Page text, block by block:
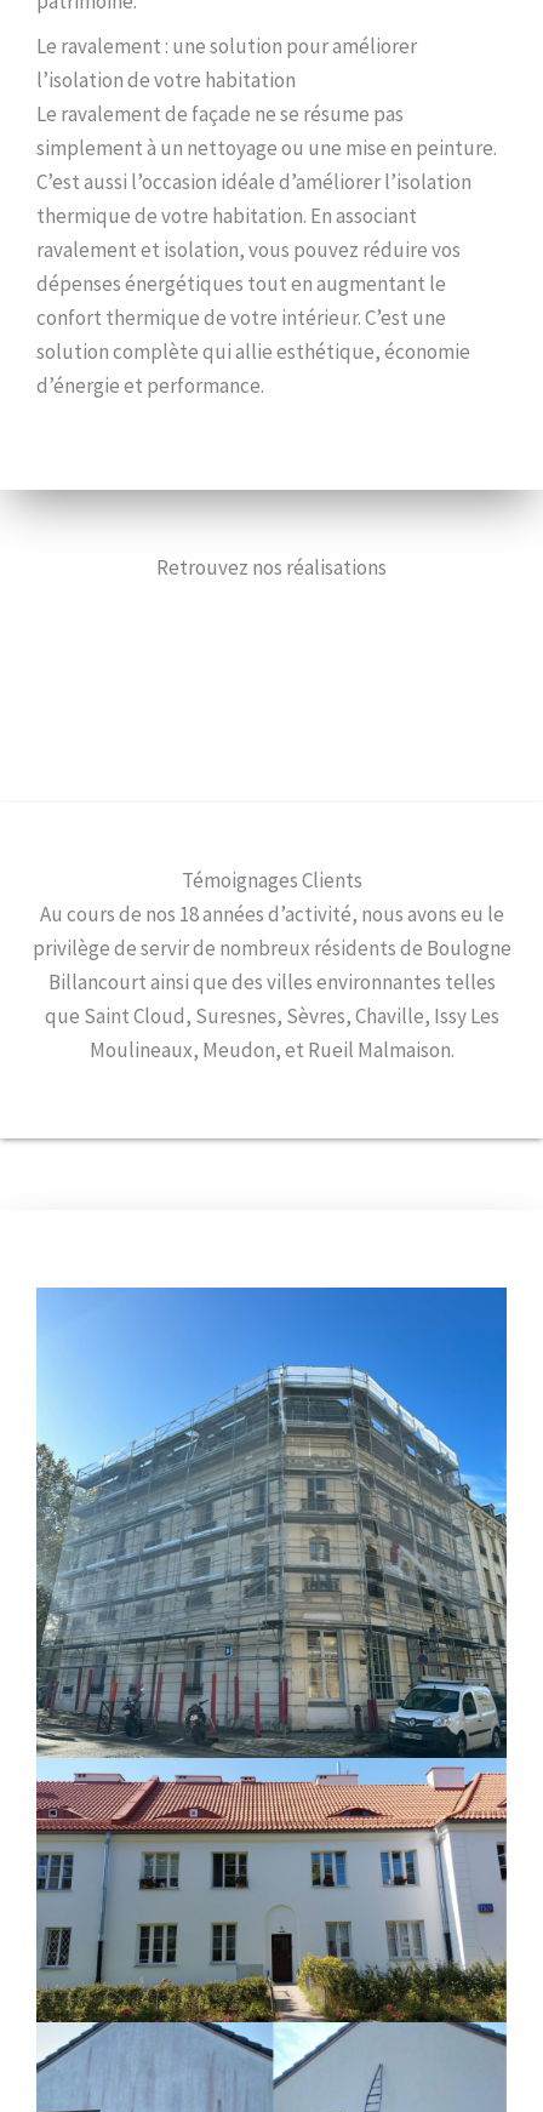
Le ravalement : une solution pour améliorer
l’isolation de votre habitation
Le ravalement de façade ne se résume pas
simplement à un nettoyage ou une mise en peinture.
C’est aussi l’occasion idéale d’améliorer l’isolation
thermique de votre habitation. En associant
ravalement et isolation, vous pouvez réduire vos
dépenses énergétiques tout en augmentant le
confort thermique de votre intérieur. C’est une
solution complète qui allie esthétique, économie
d’énergie et performance.
Retrouvez nos réalisations
Témoignages Clients
Au cours de nos 18 années d’activité, nous avons eu le
privilège de servir de nombreux résidents de Boulogne
Billancourt ainsi que des villes environnantes telles
que Saint Cloud, Suresnes, Sèvres, Chaville, Issy Les
Moulineaux, Meudon, et Rueil Malmaison.